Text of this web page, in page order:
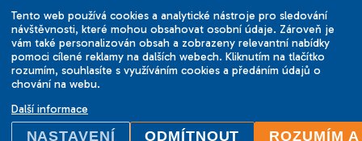
info@ilcbrno.cz
Cookies
DesignTomotion
Tento web používá cookies a analytické nástroje pro sledování
návštěvnosti, které mohou obsahovat osobní údaje. Zároveň je
vám také personalizován obsah a zobrazeny relevantní nabídky
pomoci cílené reklamy na dalších webech. Kliknutím na tlačítko
rozumím, souhlasíte s využíváním cookies a předáním údajů o
chování na webu.
Další informace
NASTAVENÍ ODMÍTNOUT ROZUMÍM